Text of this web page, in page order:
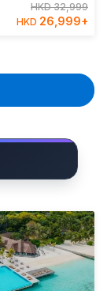
HKD 32,999
HKD 26,999+